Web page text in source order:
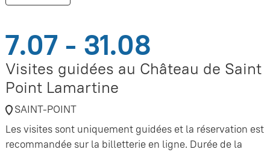
7.07 - 31.08
Visites guidées au Château de Saint
Point Lamartine
SAINT-POINT
Les visites sont uniquement guidées et la réservation est
recommandée sur la billetterie en ligne. Durée de la